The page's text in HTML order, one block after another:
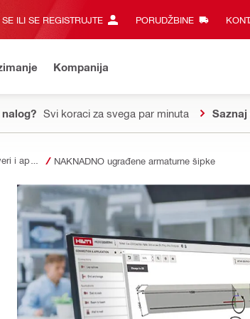
SE ILI SE REGISTRUJTE PORUDŽBINE
Kompanija
Svi koraci za svega par minuta Saznaj
NAKNADNO ugrađene armaturne šipke